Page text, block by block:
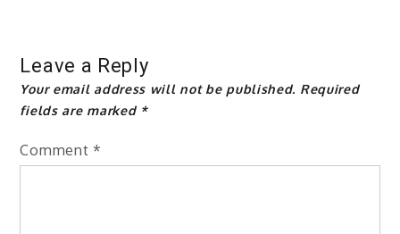
Leave a Reply
Your email address will not be published. Required
fields are marked *
Comment *